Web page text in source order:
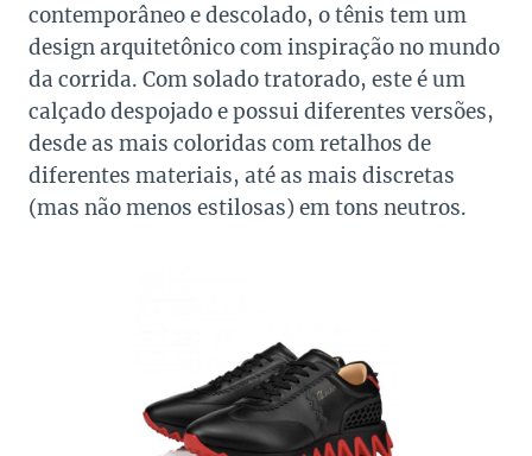
contemporâneo e descolado, o tênis tem um
design arquitetônico com inspiração no mundo
da corrida. Com solado tratorado, este é um
calçado despojado e possui diferentes versões,
desde as mais coloridas com retalhos de
diferentes materiais, até as mais discretas
(mas não menos estilosas) em tons neutros.